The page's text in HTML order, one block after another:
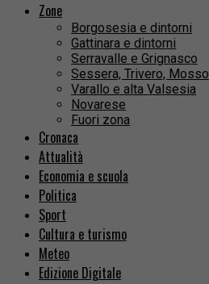
Zone
Borgosesia e dintorni
Gattinara e dintorni
Serravalle e Grignasco
Sessera, Trivero, Mosso
Varallo e alta Valsesia
Novarese
Fuori zona
Cronaca
Attualità
Economia e scuola
Politica
Sport
Cultura e turismo
Meteo
Edizione Digitale